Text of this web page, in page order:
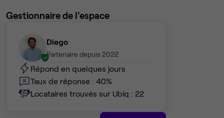
Gestionnaire de l'espace
Diego
Partenaire depuis 2022
Répond en quelques jours
Taux de réponse : 40%
Locataires trouvés sur Ubiq : 22